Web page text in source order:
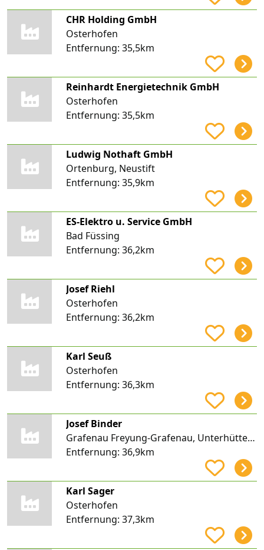
CHR Holding GmbH
Osterhofen
Entfernung: 35,5km
Reinhardt Energietechnik GmbH
Osterhofen
Entfernung: 35,5km
Ludwig Nothaft GmbH
Ortenburg, Neustift
Entfernung: 35,9km
ES-Elektro u. Service GmbH
Bad Füssing
Entfernung: 36,2km
Josef Riehl
Osterhofen
Entfernung: 36,2km
Karl Seuß
Osterhofen
Entfernung: 36,3km
Josef Binder
Grafenau Freyung-Grafenau, Unterhüttensölden
Entfernung: 36,9km
Karl Sager
Osterhofen
Entfernung: 37,3km